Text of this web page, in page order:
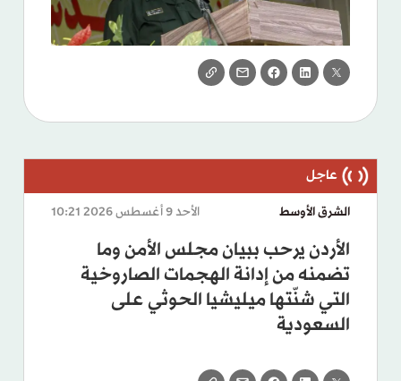
الأحد 9 أغسطس 2026 10:21 الشرق الأوسط
الأردن يرحب ببيان مجلس الأمن وما
تضمنه من إدانة الهجمات الصاروخية
التي شنّتها ميليشيا الحوثي على
السعودية